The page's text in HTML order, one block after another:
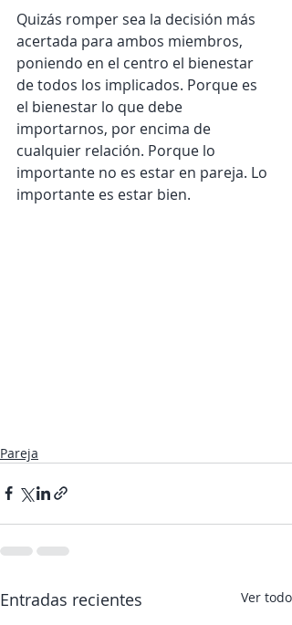
Quizás romper sea la decisión más
acertada para ambos miembros,
poniendo en el centro el bienestar
de todos los implicados. Porque es
el bienestar lo que debe
importarnos, por encima de
cualquier relación. Porque lo
importante no es estar en pareja. Lo
importante es estar bien.
Pareja
Entradas recientes Ver todo